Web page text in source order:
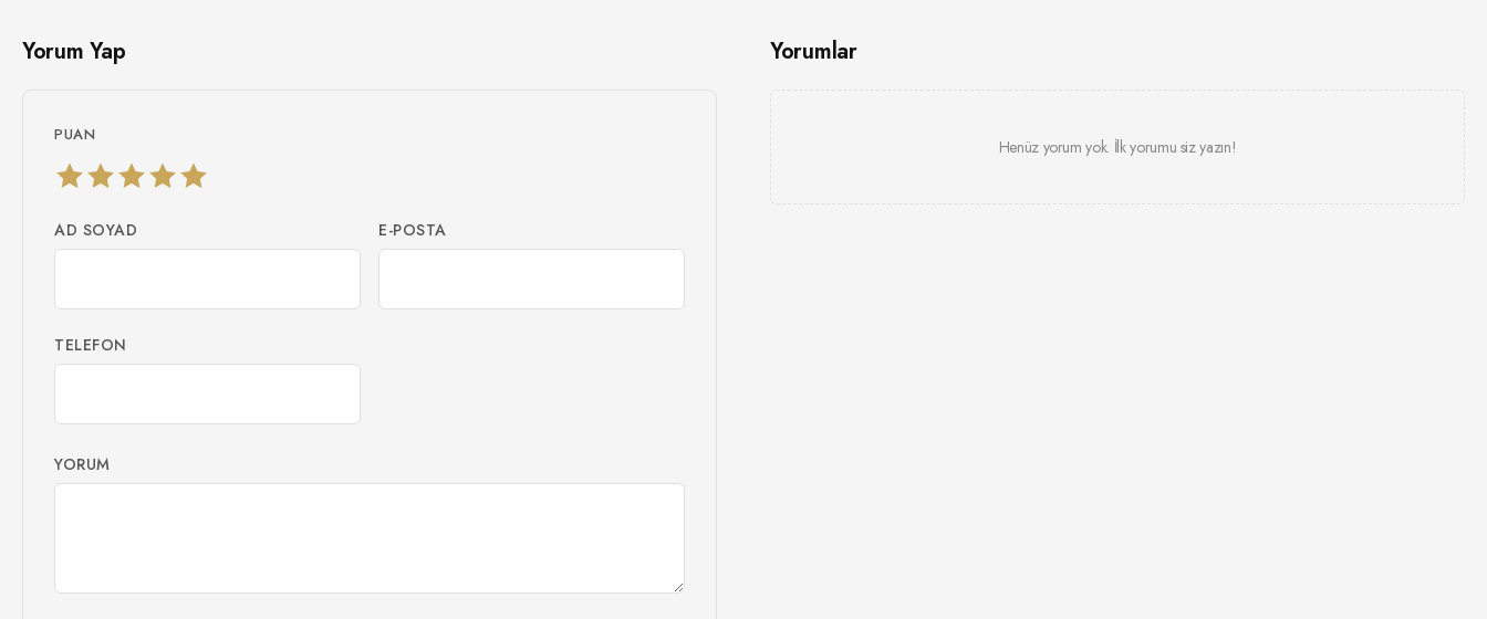
Yorum Yap
PUAN
AD SOYAD E-POSTA
TELEFON
YORUM
Yorumlar
Henüz yorum yok. İlk yorumu siz yazın!